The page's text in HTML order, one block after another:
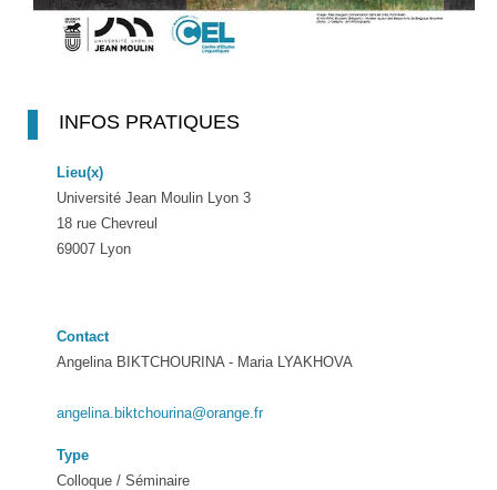
INFOS PRATIQUES
Lieu(x)
Université Jean Moulin Lyon 3
18 rue Chevreul
69007 Lyon
Contact
Angelina BIKTCHOURINA - Maria LYAKHOVA
angelina.biktchourina@orange.fr
Type
Colloque / Séminaire